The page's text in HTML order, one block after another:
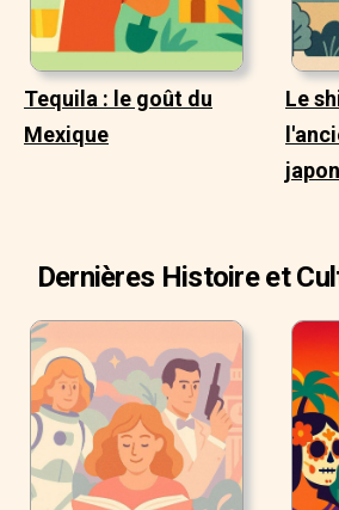
Tequila : le goût du
Mexique
Le
Dernières Histoire et